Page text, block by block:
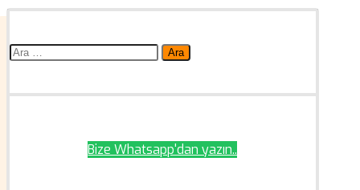
Arama:
Bize Whatsapp'dan yazın..